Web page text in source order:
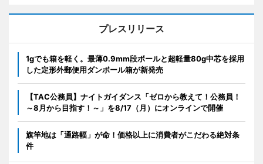
プレスリリース
1gでも箱を軽く。最薄0.9mm段ボールと超軽量80g中芯を採用
した定形外郵便用ダンボール箱が新発売
【TAC公務員】ナイトガイダンス「ゼロから教えて！公務員！
～8月から目指す！～」を8/17（月）にオンラインで開催
旗竿地は「通路幅」が命！価格以上に消費者がこだわる絶対条
件